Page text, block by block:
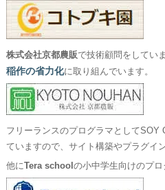
株式会社京都農販で技術顧問をしていま
稲作の省力化に取り組んでいます。
フリーランスのプログラマとしてSOY
ていますので、サイト構築やプラグイ
他にTera school の小中学生向けのプロ